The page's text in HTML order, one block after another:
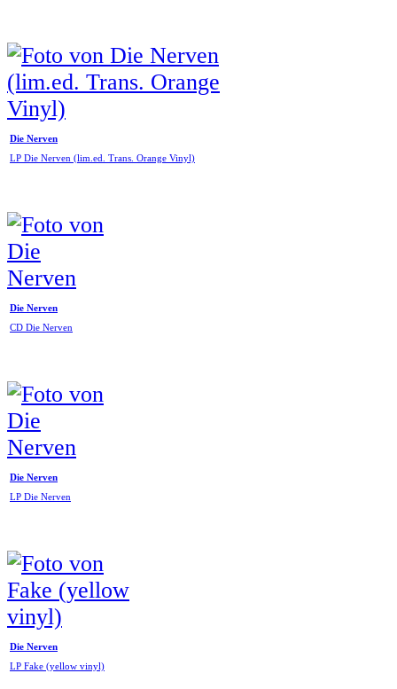
Die Nerven
LP Die Nerven (lim.ed. Trans. Orange Vinyl)
Die Nerven
CD Die Nerven
Die Nerven
LP Die Nerven
Die Nerven
LP Fake (yellow vinyl)